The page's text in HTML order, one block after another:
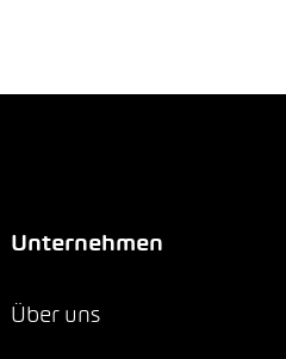
Unternehmen
Über uns